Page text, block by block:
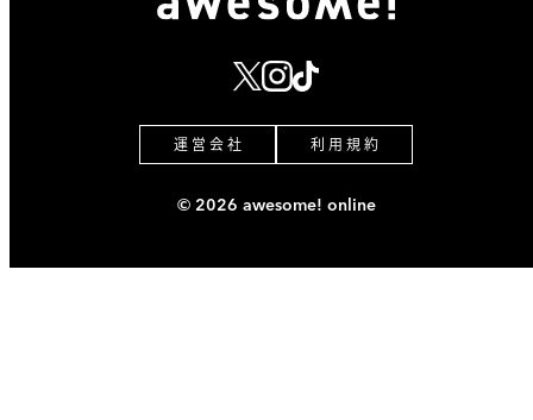
運 営 会 社 利 用 規 約
© 2026 awesome! online